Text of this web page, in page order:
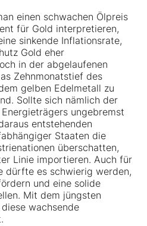
einen schwachen Ölpreis
für Gold interpretieren,
sinkende Inflationsrate,
Gold eher
in der abgelaufenen
Zehnmonatstief des
gelben Edelmetall zu
Sollte sich nämlich der
ungebremst
entstehenden
Staaten die
überschatten,
Linie importieren. Auch für
dürfte es schwierig werden,
und eine solide
Mit dem jüngsten
wachsende